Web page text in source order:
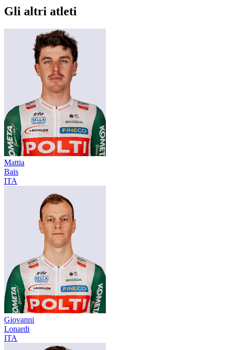
Gli altri atleti
Mattia
Bais
ITA
Giovanni
Lonardi
ITA